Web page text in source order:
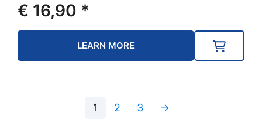
€ 16,90 *
LEARN MORE
1 2 3 →